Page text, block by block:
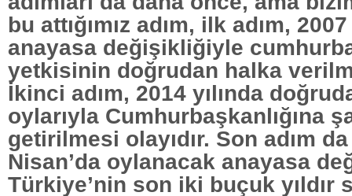
bu attığımız adım, ilk adım,
anayasa değişikliğiyle
yetkisinin doğrudan halka
İkinci adım, 2014 yılında
oylarıyla Cumhurbaşkanlığına
getirilmesi olayıdır. Son adım
Nisan’da oylanacak anayasa
Türkiye’nin son iki buçuk yıldır